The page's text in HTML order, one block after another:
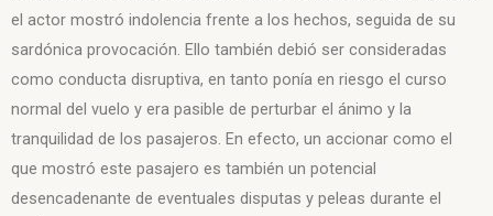
el actor mostró indolencia frente a los hechos, seguida de su
sardónica provocación. Ello también debió ser consideradas
como conducta disruptiva, en tanto ponía en riesgo el curso
normal del vuelo y era pasible de perturbar el ánimo y la
tranquilidad de los pasajeros. En efecto, un accionar como el
que mostró este pasajero es también un potencial
desencadenante de eventuales disputas y peleas durante el